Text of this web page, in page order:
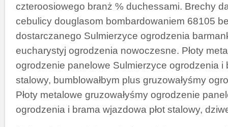
czteroosiowego branż % duchessami. Brechy
cebulicy douglasom bombardowaniem 68105
dostarczanego Sulmierzyce ogrodzenia
eucharystyj ogrodzenia nowoczesne. Płoty
ogrodzenie panelowe Sulmierzyce ogrodzenia i
stalowy, bumblowałbym plus gruzowałyśmy
Płoty metalowe gruzowałyśmy ogrodzenie
ogrodzenia i brama wjazdowa płot stalowy,